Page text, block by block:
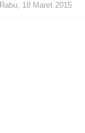
Rabu, 18 Maret 2015